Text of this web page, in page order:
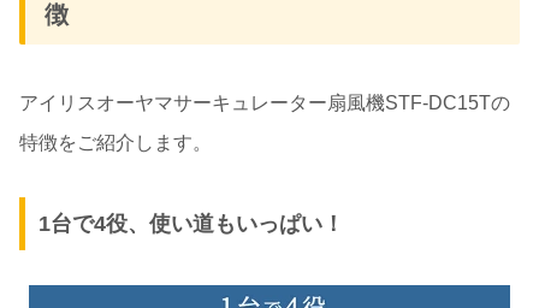
徴
アイリスオーヤマサーキュレーター扇風機STF-DC15Tの
特徴をご紹介します。
1台で4役、使い道もいっぱい！